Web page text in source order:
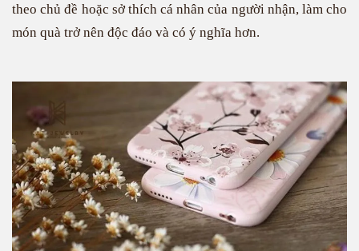
theo chủ đề hoặc sở thích cá nhân của người nhận, làm cho
món quà trở nên độc đáo và có ý nghĩa hơn.